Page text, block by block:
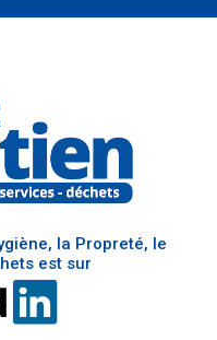
la Propreté, le
est sur